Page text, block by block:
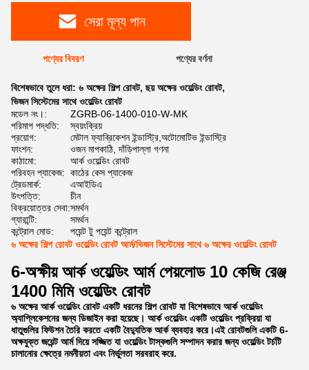
সেরা মূল্য পান
পণ্যের বিবরণ পণ্যের বর্ণনা
বিশেষভাবে তুলে ধরা: ৬ অক্ষের শিল্প রোবট, ছয় অক্ষের ওয়েল্ডিং রোবট,
ভিজন সিস্টেমের সাথে ওয়েল্ডিং রোবট
মডেল নং।:
ZGRB-06-1400-010-W-MK
পরিমাপ পদ্ধতি:
স্বয়ংক্রিয়
প্রয়োগ:
মেটাল ফ্যাব্রিকেশন ইন্ডাস্ট্রি,অটোমোটিভ ইন্ডাস্ট্রি
ফাংশন:
ওজন মাপকাঠি, দাঁড়িপাল্লা গণনা
কাঠামো:
আর্ক ওয়েল্ডিং রোবট
পরিবহন প্যাকেজ: কাঠের কেস প্যাকেজ
ট্রেডমার্ক:
এআইডিএ
উৎপত্তি:
চীন
বিক্রয়োত্তর সেবা:সমর্থন
গ্যারান্টি:
সমর্থন
কন্ট্রোল মোড:
পয়েন্ট টু পয়েন্ট কন্ট্রোল
৬ অক্ষের শিল্প রোবট ওয়েল্ডিং রোবট আর্ম/ভিজন সিস্টেমের সাথে ৬ অক্ষের ওয়েল্ডিং রোবট
6-অক্ষীয় আর্ক ওয়েল্ডিং আর্ম পেয়লোড 10 কেজি রেঞ্জ
1400 মিমি ওয়েল্ডিং রোবট
৬ অক্ষের আর্ক ওয়েল্ডিং রোবট একটি ধরনের শিল্প রোবট যা বিশেষভাবে আর্ক ওয়েল্ডিং
অ্যাপ্লিকেশনের জন্য ডিজাইন করা হয়েছে। আর্ক ওয়েল্ডিং একটি ওয়েল্ডিং প্রক্রিয়া যা
ধাতুগুলির ফিউশন তৈরি করতে একটি বৈদ্যুতিক আর্ক ব্যবহার করে।এই রোবটগুলি একটি 6-
অক্ষযুক্ত জয়েন্ট আর্ম দিয়ে সজ্জিত যা ওয়েল্ডিং টাস্কগুলি সম্পাদন করার জন্য ওয়েল্ডিং টর্চটি
চালানোর ক্ষেত্রে নমনীয়তা এবং নির্ভুলতা সরবরাহ করে.